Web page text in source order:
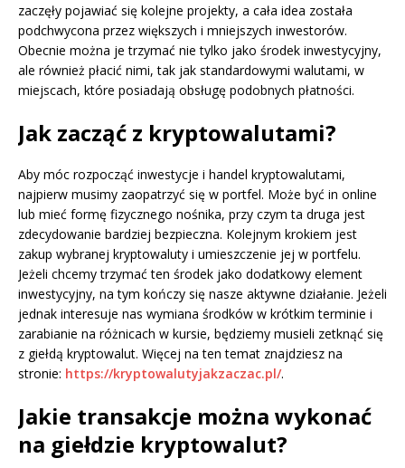
zaczęły pojawiać się kolejne projekty, a cała idea została
podchwycona przez większych i mniejszych inwestorów.
Obecnie można je trzymać nie tylko jako środek inwestycyjny,
ale również płacić nimi, tak jak standardowymi walutami, w
miejscach, które posiadają obsługę podobnych płatności.
Jak zacząć z kryptowalutami?
Aby móc rozpocząć inwestycje i handel kryptowalutami,
najpierw musimy zaopatrzyć się w portfel. Może być in online
lub mieć formę fizycznego nośnika, przy czym ta druga jest
zdecydowanie bardziej bezpieczna. Kolejnym krokiem jest
zakup wybranej kryptowaluty i umieszczenie jej w portfelu.
Jeżeli chcemy trzymać ten środek jako dodatkowy element
inwestycyjny, na tym kończy się nasze aktywne działanie. Jeżeli
jednak interesuje nas wymiana środków w krótkim terminie i
zarabianie na różnicach w kursie, będziemy musieli zetknąć się
z giełdą kryptowalut. Więcej na ten temat znajdziesz na
stronie: https://kryptowalutyjakzaczac.pl/.
Jakie transakcje można wykonać
na giełdzie kryptowalut?